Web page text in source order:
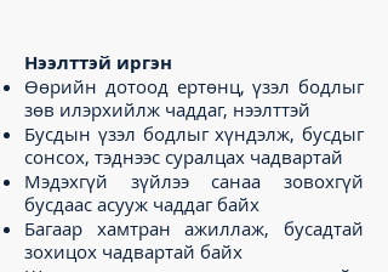
Нээлттэй иргэн
Өөрийн дотоод ертөнц, үзэл бодлыг
зөв илэрхийлж чаддаг, нээлттэй
Бусдын үзэл бодлыг хүндэлж, бусдыг
сонсох, тэднээс суралцах чадвартай
Мэдэхгүй зүйлээ санаа зовохгүй
бусдаас асууж чаддаг байх
Багаар хамтран ажиллаж, бусадтай
зохицох чадвартай байх